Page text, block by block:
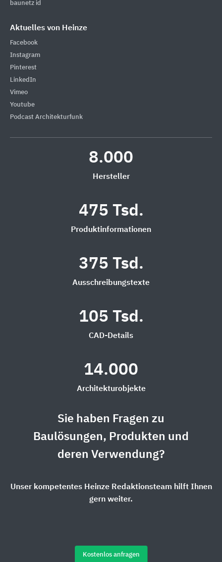
baunetz id
Aktuelles von Heinze
Facebook
Instagram
Pinterest
LinkedIn
Vimeo
Youtube
Podcast Architekturfunk
8.000
Hersteller
475 Tsd.
Produktinformationen
375 Tsd.
Ausschreibungstexte
105 Tsd.
CAD-Details
14.000
Architekturobjekte
Sie haben Fragen zu
Baulösungen, Produkten und
deren Verwendung?
Unser kompetentes Heinze Redaktionsteam hilft Ihnen
gern weiter.
Kostenlos anfragen